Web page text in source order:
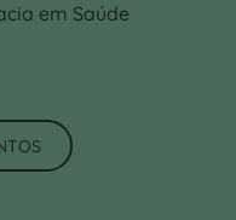
em Saúde